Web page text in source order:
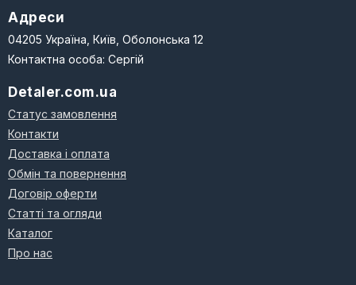
Адреси
04205 Україна, Київ, Оболонська 12
Контактна особа: Сергій
Detaler.com.ua
Статус замовлення
Контакти
Доставка і оплата
Обмін та повернення
Договір оферти
Статті та огляди
Каталог
Про нас